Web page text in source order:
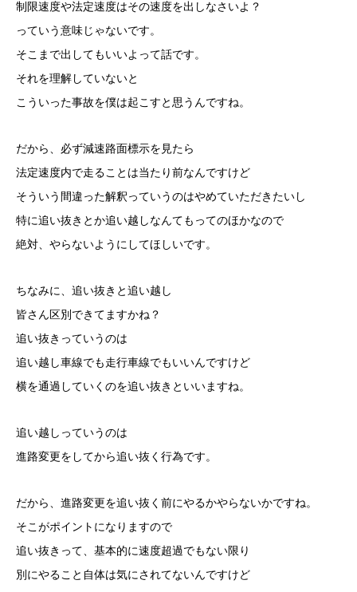
制限速度や法定速度はその速度を出しなさいよ？
っていう意味じゃないです。
そこまで出してもいいよって話です。
それを理解していないと
こういった事故を僕は起こすと思うんですね。
だから、必ず減速路面標示を見たら
法定速度内で走ることは当たり前なんですけど
そういう間違った解釈っていうのはやめていただきたいし
特に追い抜きとか追い越しなんてもってのほかなので
絶対、やらないようにしてほしいです。
ちなみに、追い抜きと追い越し
皆さん区別できてますかね？
追い抜きっていうのは
追い越し車線でも走行車線でもいいんですけど
横を通過していくのを追い抜きといいますね。
追い越しっていうのは
進路変更をしてから追い抜く行為です。
だから、進路変更を追い抜く前にやるかやらないかですね。
そこがポイントになりますので
追い抜きって、基本的に速度超過でもない限り
別にやること自体は気にされてないんですけど